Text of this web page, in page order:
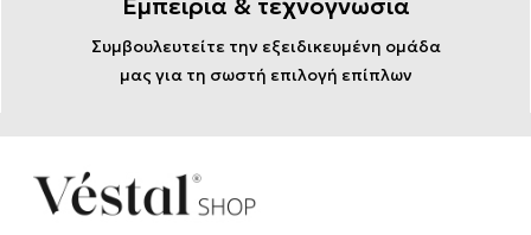
Συμβουλευτείτε την εξειδικευμένη ομάδα
μας για τη σωστή επιλογή επίπλων